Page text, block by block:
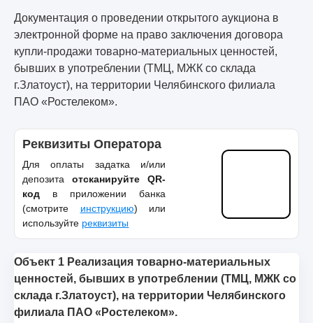
Документация о проведении открытого аукциона в
электронной форме на право заключения договора
купли-продажи товарно-материальных ценностей,
бывших в употреблении (ТМЦ, МЖК со склада
г.Златоуст), на территории Челябинского филиала
ПАО «Ростелеком».
Реквизиты Оператора
Для оплаты задатка и/или
депозита отсканируйте QR-
код в приложении банка
(смотрите инструкцию) или
используйте реквизиты
Объект 1 Реализация товарно-материальных
ценностей, бывших в употреблении (ТМЦ, МЖК со
склада г.Златоуст), на территории Челябинского
филиала ПАО «Ростелеком».